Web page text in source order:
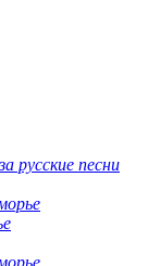
русские песни